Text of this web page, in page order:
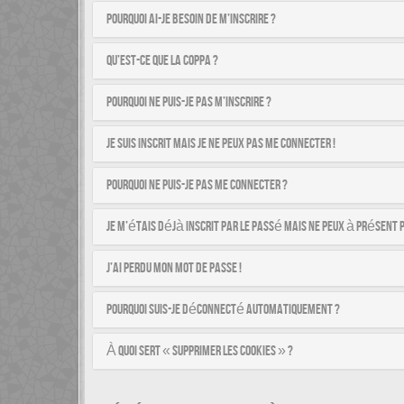
Pourquoi ai-je besoin de m’inscrire ?
Qu’est-ce que la COPPA ?
Pourquoi ne puis-je pas m’inscrire ?
Je suis inscrit mais je ne peux pas me connecter !
Pourquoi ne puis-je pas me connecter ?
Je m’étais déjà inscrit par le passé mais ne peux à présent
J’ai perdu mon mot de passe !
Pourquoi suis-je déconnecté automatiquement ?
À quoi sert « Supprimer les cookies » ?